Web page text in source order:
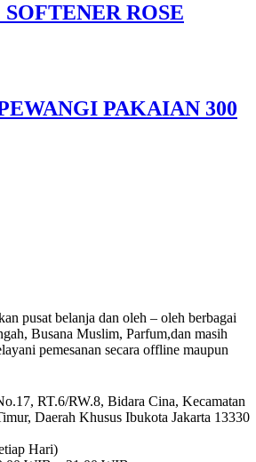
ROSE
PAKAIAN 300
pusat belanja dan oleh – oleh berbagai
Busana Muslim, Parfum,dan masih
pemesanan secara offline maupun
RT.6/RW.8, Bidara Cina, Kecamatan
Daerah Khusus Ibukota Jakarta 13330
Hari)